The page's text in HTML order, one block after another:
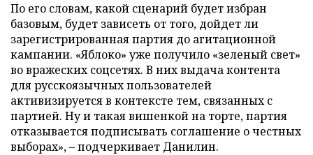
По его словам, какой сценарий будет избран
базовым, будет зависеть от того, дойдет ли
зарегистрированная партия до агитационной
кампании. «Яблоко» уже получило «зеленый свет»
во вражеских соцсетях. В них выдача контента
для русскоязычных пользователей
активизируется в контексте тем, связанных с
партией. Ну и такая вишенкой на торте, партия
отказывается подписывать соглашение о честных
выборах», – подчеркивает Данилин.